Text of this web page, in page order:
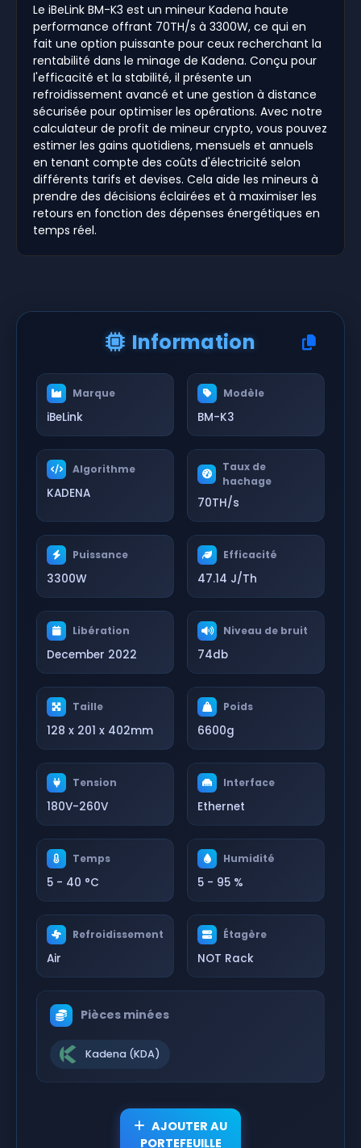
Le iBeLink BM-K3 est un mineur Kadena haute
performance offrant 70TH/s à 3300W, ce qui en
fait une option puissante pour ceux recherchant la
rentabilité dans le minage de Kadena. Conçu pour
l'efficacité et la stabilité, il présente un
refroidissement avancé et une gestion à distance
sécurisée pour optimiser les opérations. Avec notre
calculateur de profit de mineur crypto, vous pouvez
estimer les gains quotidiens, mensuels et annuels
en tenant compte des coûts d'électricité selon
différents tarifs et devises. Cela aide les mineurs à
prendre des décisions éclairées et à maximiser les
retours en fonction des dépenses énergétiques en
temps réel.
Information
Marque
iBeLink
Modèle
BM-K3
Algorithme
KADENA
Taux de
hachage
70TH/s
Puissance
3300W
Efficacité
47.14 J/Th
Libération
December 2022
Niveau de bruit
74db
Taille
128 x 201 x 402mm
Poids
6600g
Tension
180V-260V
Interface
Ethernet
Temps
5 - 40 °C
Humidité
5 - 95 %
Refroidissement
Air
Étagère
NOT Rack
Pièces minées
Kadena (KDA)
AJOUTER AU
PORTEFEUILLE